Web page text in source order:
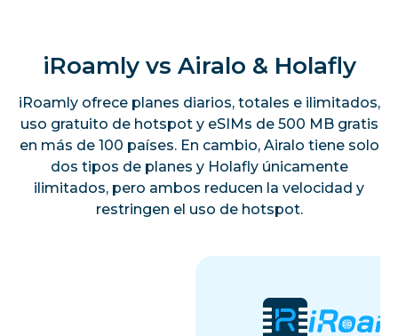
iRoamly vs Airalo & Holafly
iRoamly ofrece planes diarios, totales e ilimitados,
uso gratuito de hotspot y eSIMs de 500 MB gratis
en más de 100 países. En cambio, Airalo tiene solo
dos tipos de planes y Holafly únicamente
ilimitados, pero ambos reducen la velocidad y
restringen el uso de hotspot.